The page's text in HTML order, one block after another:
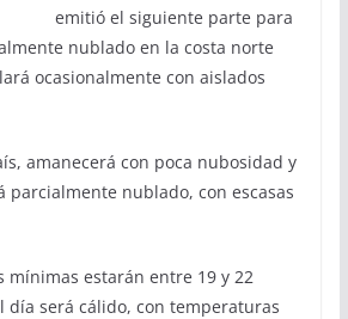
emitió el siguiente parte para
nublado en la costa norte
ocasionalmente con aislados
amanecerá con poca nubosidad y
parcialmente nublado, con escasas
mínimas estarán entre 19 y 22
día será cálido, con temperaturas